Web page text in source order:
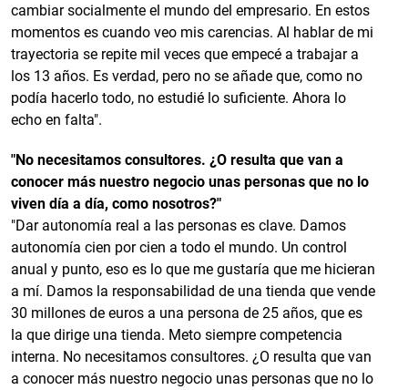
cambiar socialmente el mundo del empresario. En estos
momentos es cuando veo mis carencias. Al hablar de mi
trayectoria se repite mil veces que empecé a trabajar a
los 13 años. Es verdad, pero no se añade que, como no
podía hacerlo todo, no estudié lo suficiente. Ahora lo
echo en falta".
"No necesitamos consultores. ¿O resulta que van a
conocer más nuestro negocio unas personas que no lo
viven día a día, como nosotros?"
"Dar autonomía real a las personas es clave. Damos
autonomía cien por cien a todo el mundo. Un control
anual y punto, eso es lo que me gustaría que me hicieran
a mí. Damos la responsabilidad de una tienda que vende
30 millones de euros a una persona de 25 años, que es
la que dirige una tienda. Meto siempre competencia
interna. No necesitamos consultores. ¿O resulta que van
a conocer más nuestro negocio unas personas que no lo